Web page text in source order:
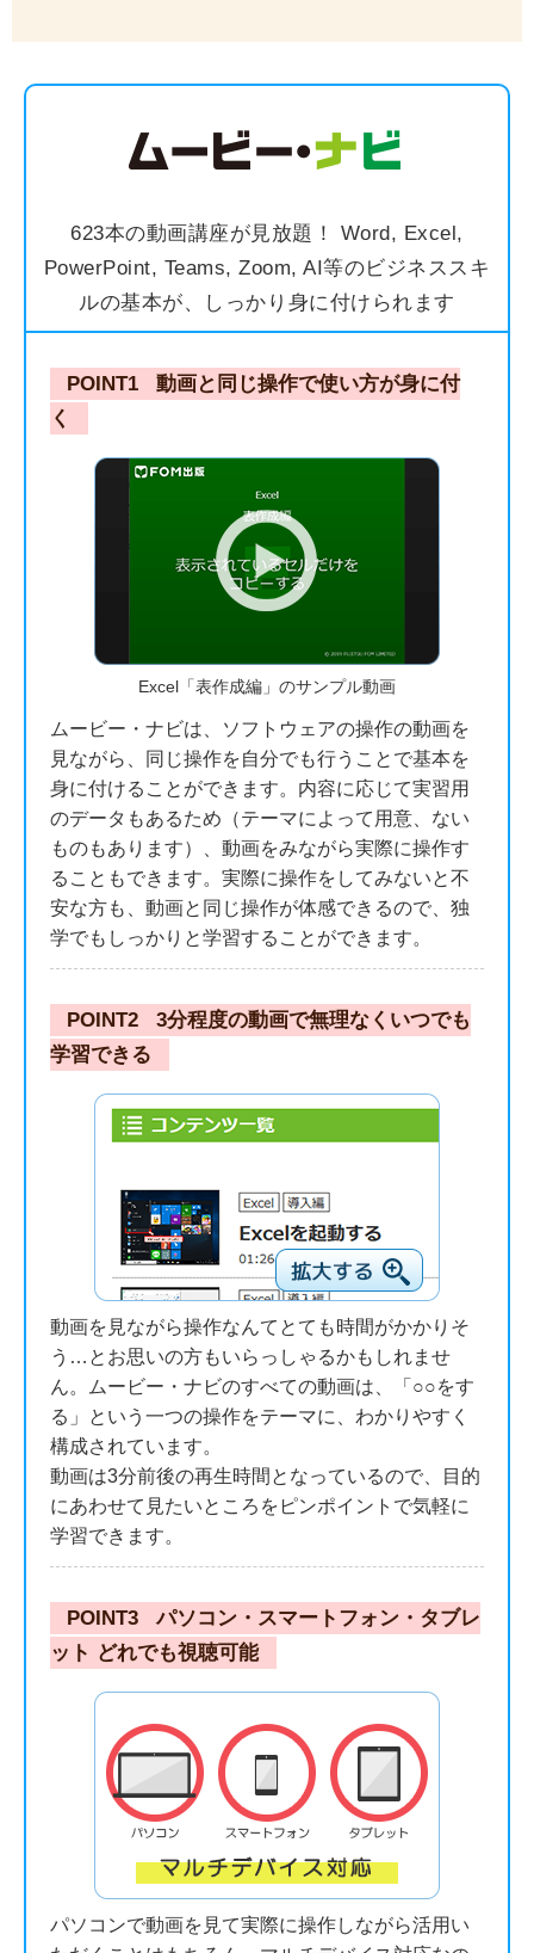
623本の動画講座が見放題！ Word, Excel,
PowerPoint, Teams, Zoom, AI等のビジネススキ
ルの基本が、しっかり身に付けられます
POINT1
動画と同じ操作で使い方が身に付
く
Excel「表作成編」のサンプル動画
ムービー・ナビは、ソフトウェアの操作の動画を
見ながら、同じ操作を自分でも行うことで基本を
身に付けることができます。内容に応じて実習用
のデータもあるため（テーマによって用意、ない
ものもあります）、動画をみながら実際に操作す
ることもできます。実際に操作をしてみないと不
安な方も、動画と同じ操作が体感できるので、独
学でもしっかりと学習することができます。
POINT2
3分程度の動画で無理なくいつでも
学習できる
動画を見ながら操作なんてとても時間がかかりそ
う…とお思いの方もいらっしゃるかもしれませ
ん。ムービー・ナビのすべての動画は、「○○をす
る」という一つの操作をテーマに、わかりやすく
構成されています。
動画は3分前後の再生時間となっているので、目的
にあわせて見たいところをピンポイントで気軽に
学習できます。
POINT3
パソコン・スマートフォン・タブレ
ット どれでも視聴可能
パソコンで動画を見て実際に操作しながら活用い